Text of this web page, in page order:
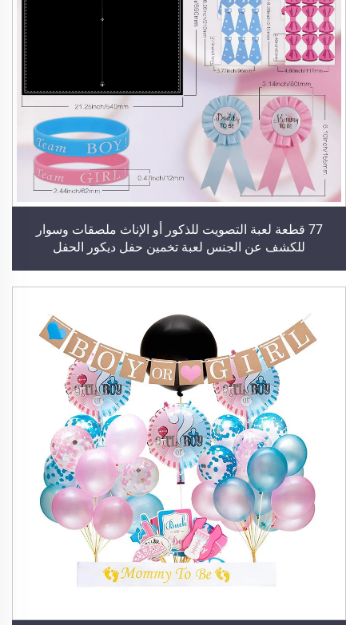
77 قطعة لعبة التصويت للذكور أو الإناث ملصقات وسوار
للكشف عن الجنس لعبة تخمين حفل ديكور الحفل